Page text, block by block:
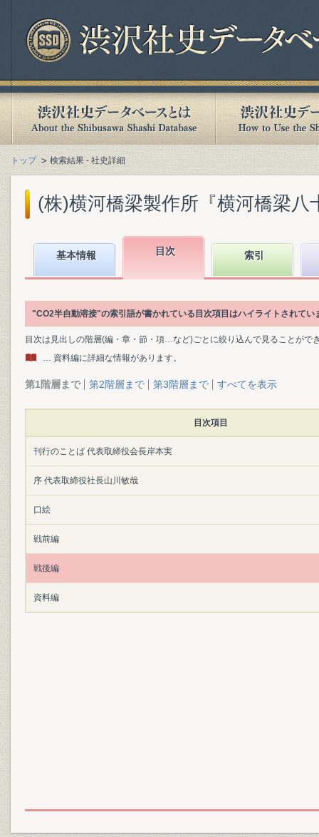
トップ 検索結果 - 社史詳細
(株)横河橋梁製作所『横河橋梁八
基本情報 目次 索引
"CO2半自動溶接"の索引語が書かれている目次項目はハイライトされてい
目次は見出しの階層(編・章・節・項…など)ごとに絞り込んで見ることがで
… 資料編に詳細な情報があります。
第1階層まで 第2階層まで 第3階層まで すべてを表示
目次項目
刊行のことば 代表取締役会長岸本実
序 代表取締役社長山川敏哉
口絵
戦前編
戦後編
資料編